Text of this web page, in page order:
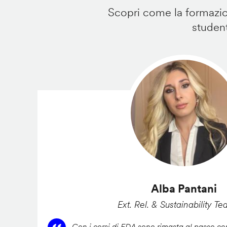
Scopri come la
Alba Pantani
Ext. Rel. & Sustainability